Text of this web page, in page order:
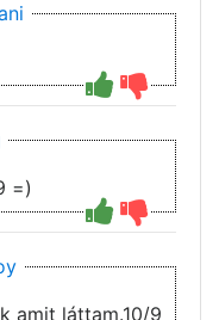
=)
amit láttam.10/9